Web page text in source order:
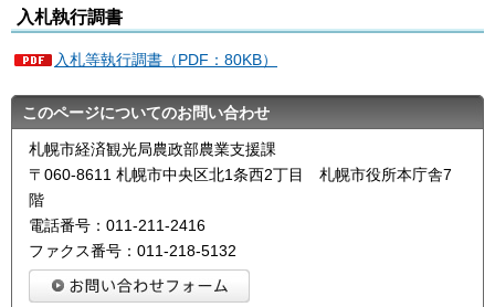
入札執行調書
入札等執行調書（PDF：80KB）
このページについてのお問い合わせ
札幌市経済観光局農政部農業支援課
〒060-8611 札幌市中央区北1条西2丁目 札幌市役所本庁舎7
階
電話番号：011-211-2416
ファクス番号：011-218-5132